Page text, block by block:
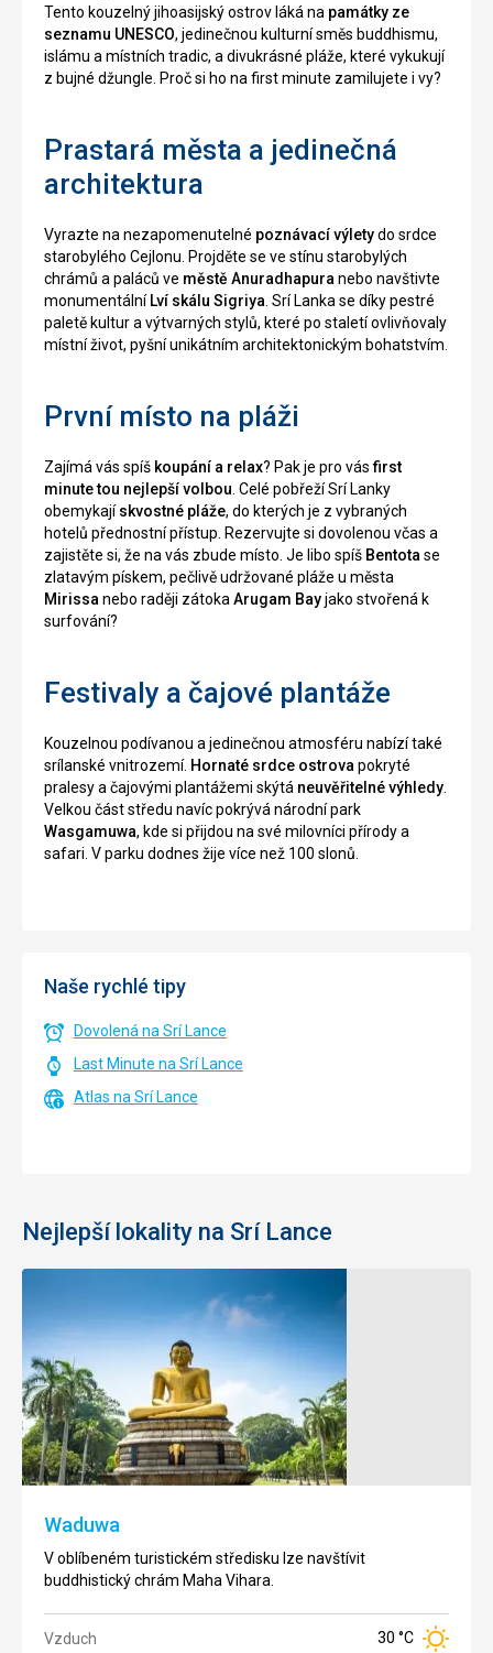
Tento kouzelný jihoasijský ostrov láká na památky ze
seznamu UNESCO, jedinečnou kulturní směs buddhismu,
islámu a místních tradic, a divukrásné pláže, které vykukují
z bujné džungle. Proč si ho na first minute zamilujete i vy?
Prastará města a jedinečná
architektura
Vyrazte na nezapomenutelné poznávací výletydo srdce
starobylého Cejlonu. Projděte se ve stínu starobylých
chrámů a paláců ve městě Anuradhapura nebo navštivte
monumentální Lví skálu Sigriya . Srí Lanka se díky pestré
paletě kultur a výtvarných stylů, které po staletí ovlivňovaly
místní život, pyšní unikátním architektonickým bohatstvím.
První místo na pláži
Zajímá vás spíš koupání a relax? Pak je pro vásfirst
minute tou nejlepší volbou . Celé pobřeží Srí Lanky
obemykajískvostné pláže, do kterých je z vybraných
hotelů přednostní přístup. Rezervujte si dovolenou včas a
zajistěte si, že na vás zbude místo. Je libo spíš Bentota se
zlatavým pískem, pečlivě udržované pláže u města
Mirissa nebo raději zátoka Arugam Bayjako stvořená k
surfování?
Festivaly a čajové plantáže
Kouzelnou podívanou a jedinečnou atmosféru nabízí také
srílanské vnitrozemí. Hornaté srdce ostrova pokryté
pralesy a čajovými plantážemi skýtá neuvěřitelné výhledy
Velkou část středu navíc pokrývá národní park
Wasgamuwa, kde si přijdou na své milovníci přírody a
safari. V parku dodnes žije více než 100 slonů.
Naše rychlé tipy
Dovolená na Srí Lance
Last Minute na Srí Lance
Atlas na Srí Lance
Nejlepší lokality na Srí Lance
Waduwa
V oblíbeném turistickém středisku lze navštívit
buddhistický chrám Maha Vihara.
Vzduch 30 °C
Beruwela
Malé město
na
jihozápadním
pobřeží s
patrně
mešitou na
Teplota
Hikkaduwa
Skvělé
místo pro
surfování,
rybolov a
plážovou
chovnou
želv.